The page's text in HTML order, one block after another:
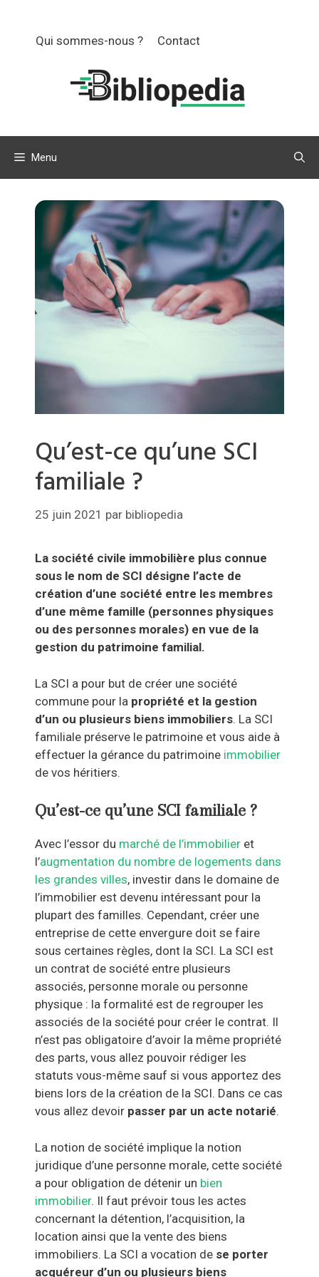
contenuQui sommes-nous ? Contact
Menu
Qu’est-ce qu’une SCI
familiale ?
25 juin 2021 par bibliopedia
La société civile immobilière plus connue
sous le nom de SCI désigne l’acte de
création d’une société entre les membres
d’une même famille (personnes physiques
ou des personnes morales) en vue de la
gestion du patrimoine familial.
La SCI a pour but de créer une société
commune pour la propriété et la gestion
d’un ou plusieurs biens immobiliers. La SCI
familiale préserve le patrimoine et vous aide à
effectuer la gérance du patrimoine immobilier
de vos héritiers.
Qu’est-ce qu’une SCI familiale ?
Avec l’essor du marché de l’immobilier et
l’augmentation du nombre de logements dans
les grandes villes, investir dans le domaine de
l’immobilier est devenu intéressant pour la
plupart des familles. Cependant, créer une
entreprise de cette envergure doit se faire
sous certaines règles, dont la SCI. La SCI est
un contrat de société entre plusieurs
associés, personne morale ou personne
physique : la formalité est de regrouper les
associés de la société pour créer le contrat. Il
n’est pas obligatoire d’avoir la même propriété
des parts, vous allez pouvoir rédiger les
statuts vous-même sauf si vous apportez des
biens lors de la création de la SCI. Dans ce cas
vous allez devoir passer par un acte notarié.
La notion de société implique la notion
juridique d’une personne morale, cette société
a pour obligation de détenir un bien
immobilier. Il faut prévoir tous les actes
concernant la détention, l’acquisition, la
location ainsi que la vente des biens
immobiliers. La SCI a vocation de se porter
acquéreur d’un ou plusieurs biens